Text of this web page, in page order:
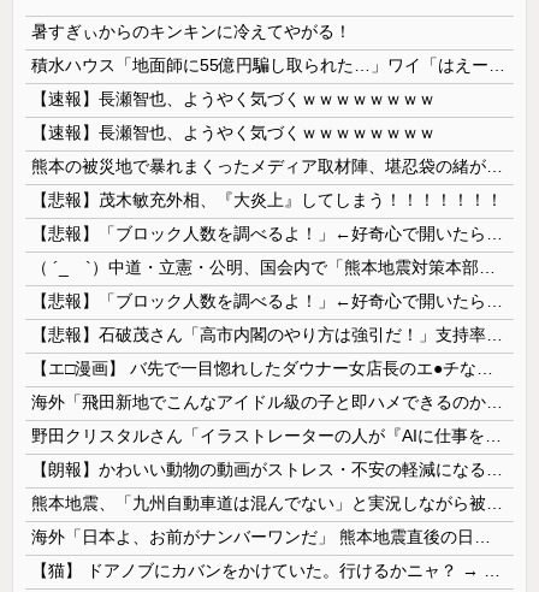
暑すぎぃからのキンキンに冷えてやがる！
【速報】長瀬智也、ようやく気づくｗｗｗｗｗｗｗｗ
【速報】長瀬智也、ようやく気づくｗｗｗｗｗｗｗｗ
【悲報】茂木敏充外相、『大炎上』してしまう！！！！！！！